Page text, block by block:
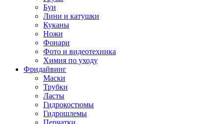
Буи
Лини и катушки
Куканы
Ножи
Фонари
Фото и видеотехника
Химия по уходу
Фридайвинг
Маски
Трубки
Ласты
Гидрокостюмы
Гидрошлемы
Перчатки